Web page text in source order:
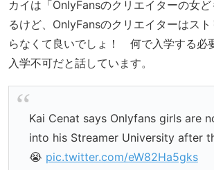
カイは「OnlyFansのクリエイターの女
るけど、OnlyFansのクリエイターはス
らなくて良いでしょ！ 何で入学する必
入学不可だと話しています。
Kai Cenat says Onlyfans girls are
into his Streamer University after
😭 pic.twitter.com/eW82Ha5gks